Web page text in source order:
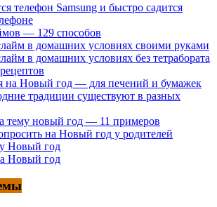
телефон Samsung и быстро садится
— 129 способов
в домашних условиях своими руками
в домашних условиях без тетрабората
на Новый год — для печений и бумажек
традиции существуют в разных
тему новый год — 11 примеров
на Новый год у родителей
Новый год
Новый год